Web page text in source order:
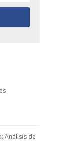
Análisis de